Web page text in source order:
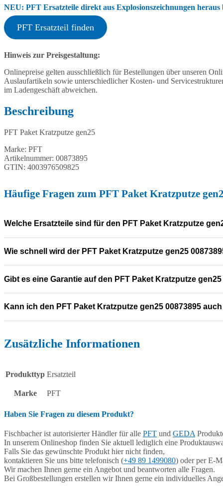
NEU: PFT Ersatzteile direkt aus Explosionszeichnungen heraus
PFT Ersatzteil finden
Hinweis zur Preisgestaltung:
Onlinepreise gelten ausschließlich für Bestellungen über unseren
Auslaufartikeln sowie unterschiedlicher Kosten- und
im Ladengeschäft abweichen.
Beschreibung
PFT Paket Kratzputze gen25
Marke: PFT
Artikelnummer: 00873895
GTIN: 4003976509825
Häufige Fragen zum PFT Paket Kratzputze
Welche Ersatzteile sind für den PFT Paket Kratzputze
Wie schnell wird der PFT Paket Kratzputze gen25
Gibt es eine Garantie auf den PFT Paket Kratzputze gen25
Kann ich den PFT Paket Kratzputze gen25 00873895
Zusätzliche Informationen
Produkttyp Ersatzteil
Marke PFT
Haben Sie Fragen zu diesem Produkt?
Fischbacher ist autorisierter Händler für alle PFT und GEDA
In unserem Onlineshop finden Sie aktuell lediglich eine
Falls Sie das gewünschte Produkt hier nicht finden,
kontaktieren Sie uns bitte telefonisch (+49 89 1499080) oder per E-
Wir machen Ihnen gerne ein Angebot und beantworten alle Fragen.
Bei Großbestellungen erstellen wir Ihnen gerne ein individuelles